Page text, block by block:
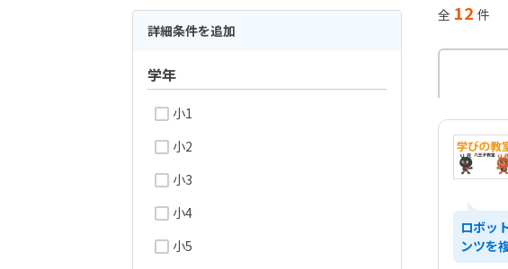
詳細条件を追加
学年
小1
小2
小3
小4
小5
全 12 件
ロボッ
ンツを